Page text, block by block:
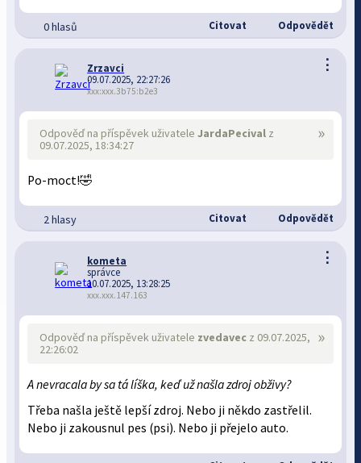
0 hlasů Citovat Odpovědět
⋮
Zrzavci
09.07.2025, 22:27:26
xxx:xxx.3b75:b2e3
»
Odpověď na příspěvek uživateleJardaPecival z
09.07.2025, 18:34:27
Po-moct!🤣
2 hlasy Citovat Odpovědět
⋮
kometa
správce
10.07.2025, 13:28:25
xxx.xxx.147.163
»
Odpověď na příspěvek uživatele zvedavec z 09.07.2025,
22:26:02
A nevracala by sa tá líška, keď už našla zdroj obživy?
Třeba našla ještě lepší zdroj. Nebo ji někdo zastřelil.
Nebo ji zakousnul pes (psi). Nebo ji přejelo auto.